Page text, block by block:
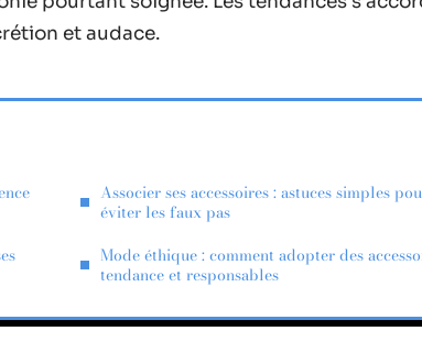
et audace.
Associer ses accessoires : astuces simples
éviter les faux pas
Mode éthique : comment adopter des
tendance et responsables